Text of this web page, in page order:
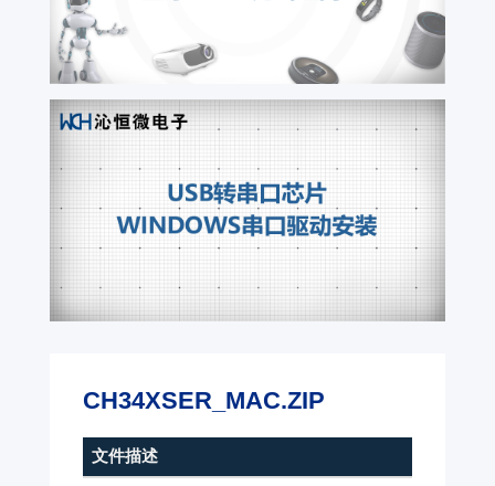
CH34XSER_MAC.ZIP
文件描述